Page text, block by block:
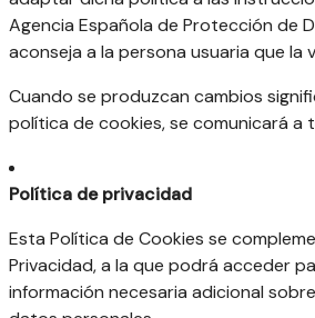
Agencia Española de Protección de
aconseja a la persona usuaria que la
Cuando se produzcan cambios
política de cookies, se comunicará a
Política de privacidad
Esta Política de Cookies se
Privacidad, a la que podrá acceder
información necesaria adicional